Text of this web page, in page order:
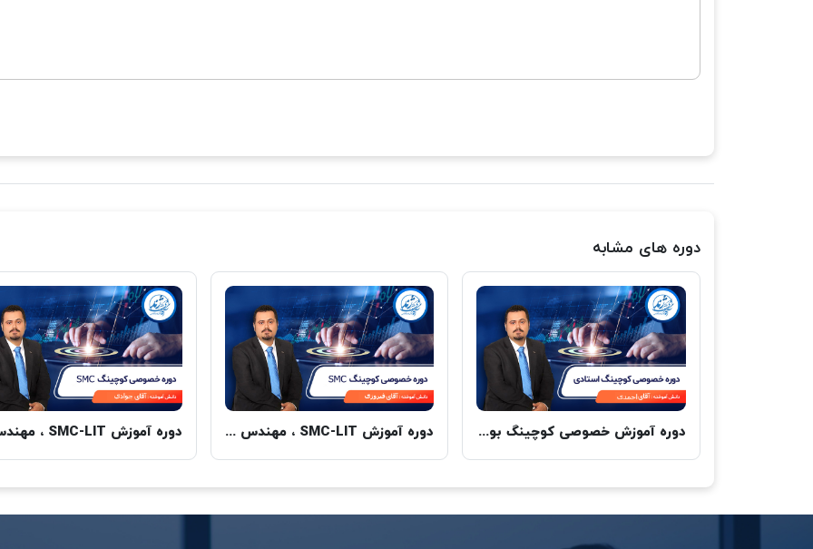
دوره های مشابه
دوره آموزش خصوصی کوچینگ بورس بین الملل ، آقای احمدی دوره آموزش SMC-LIT ، مهندس فیروزی